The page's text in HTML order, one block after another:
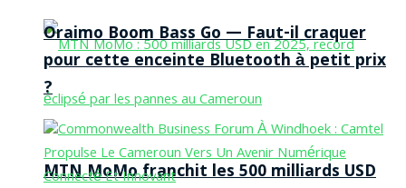
MTN MoMo franchit les 500 milliards USD
Oraimo Boom Bass Go — Faut-il craquer
pour cette enceinte Bluetooth à petit prix
?